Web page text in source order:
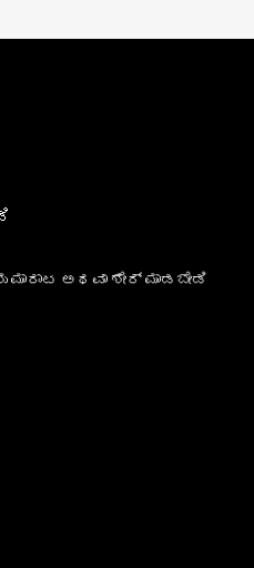
ಅಥವಾ ಶೇರ್‌ ಮಾಡಬೇಡಿ